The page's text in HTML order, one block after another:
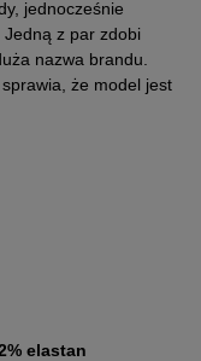
jednocześnie
z par zdobi
nazwa brandu.
sprawia, że model jest
elastan